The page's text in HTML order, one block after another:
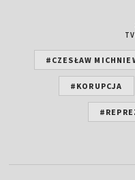
#CZESŁAW
#KORUPCJA